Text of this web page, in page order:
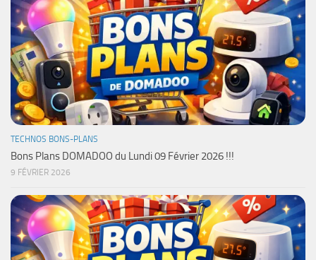
TECHNOS BONS-PLANS
Bons Plans DOMADOO du Lundi 09 Février 2026 !!!
9 FÉVRIER 2026